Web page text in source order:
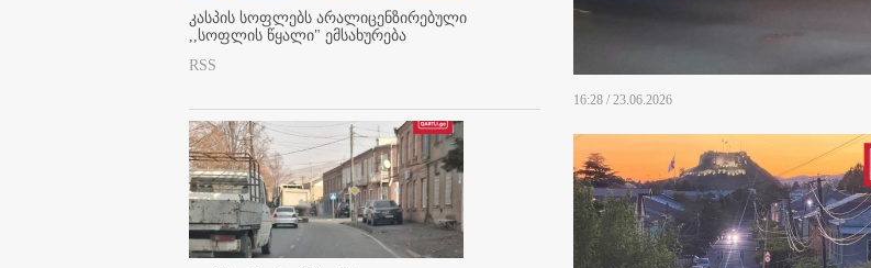
კასპის სოფლებს არალიცენზირებული
,,სოფლის წყალი" ემსახურება
RSS
16:28 / 23.06.2026